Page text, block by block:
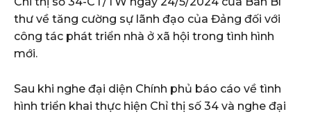
thư về tăng cường sự lãnh đạo của Đảng đối với
công tác phát triển nhà ở xã hội trong tình hình
mới.
Sau khi nghe đại diện Chính phủ báo cáo về tình
hình triển khai thực hiện Chỉ thị số 34 và nghe đại